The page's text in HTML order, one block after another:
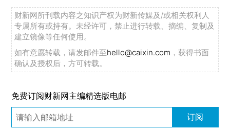
财新网所刊载内容之知识产权为财新传媒及/或相关权利人
专属所有或持有。未经许可，禁止进行转载、摘编、复制及
建立镜像等任何使用。
如有意愿转载，请发邮件至hello@caixin.com ，获得书面
确认及授权后，方可转载。
免费订阅财新网主编精选版电邮
订阅